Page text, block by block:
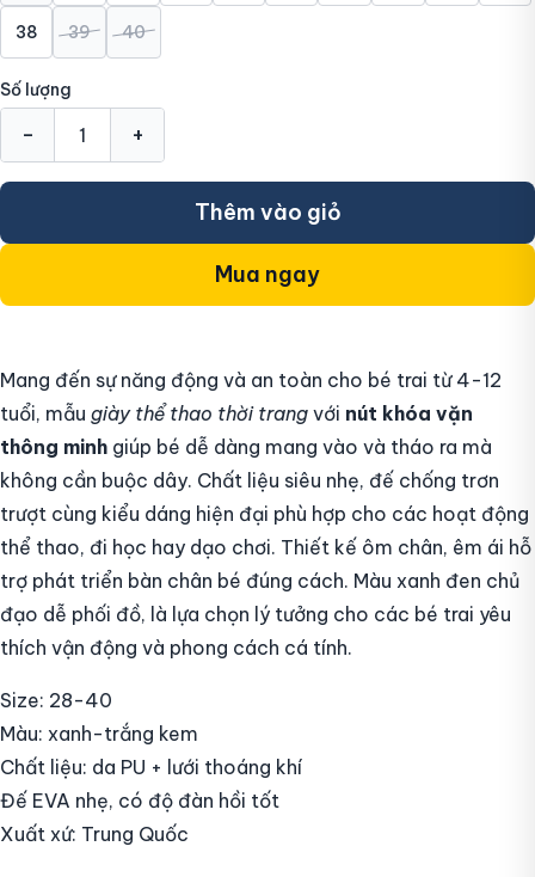
38 39 40
Số lượng
- +
Thêm vào giỏ
Mua ngay
Mang đến sự năng động và an toàn cho bé trai từ 4-12
tuổi, mẫu giày thể thao thời trang với nút khóa vặn
thông minh giúp bé dễ dàng mang vào và tháo ra mà
không cần buộc dây. Chất liệu siêu nhẹ, đế chống trơn
trượt cùng kiểu dáng hiện đại phù hợp cho các hoạt động
thể thao, đi học hay dạo chơi. Thiết kế ôm chân, êm ái hỗ
trợ phát triển bàn chân bé đúng cách. Màu xanh đen chủ
đạo dễ phối đồ, là lựa chọn lý tưởng cho các bé trai yêu
thích vận động và phong cách cá tính.
Size: 28-40
Màu: xanh-trắng kem
Chất liệu: da PU + lưới thoáng khí
Đế EVA nhẹ, có độ đàn hồi tốt
Xuất xứ: Trung Quốc